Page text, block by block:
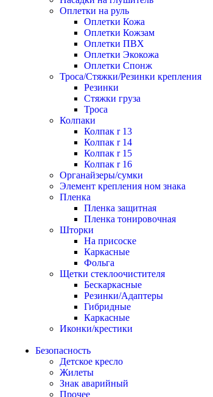
Оплетки на руль
Оплетки Кожа
Оплетки Кожзам
Оплетки ПВХ
Оплетки Экокожа
Оплетки Спонж
Троса/Стяжки/Резинки крепления
Резинки
Стяжки груза
Троса
Колпаки
Колпак r 13
Колпак r 14
Колпак r 15
Колпак r 16
Органайзеры/сумки
Элемент крепления ном знака
Пленка
Пленка защитная
Пленка тонировочная
Шторки
На присоске
Каркасные
Фольга
Щетки стеклоочистителя
Бескаркасные
Резинки/Адаптеры
Гибридные
Каркасные
Иконки/крестики
Безопасность
Детское кресло
Жилеты
Знак аварийный
Прочее